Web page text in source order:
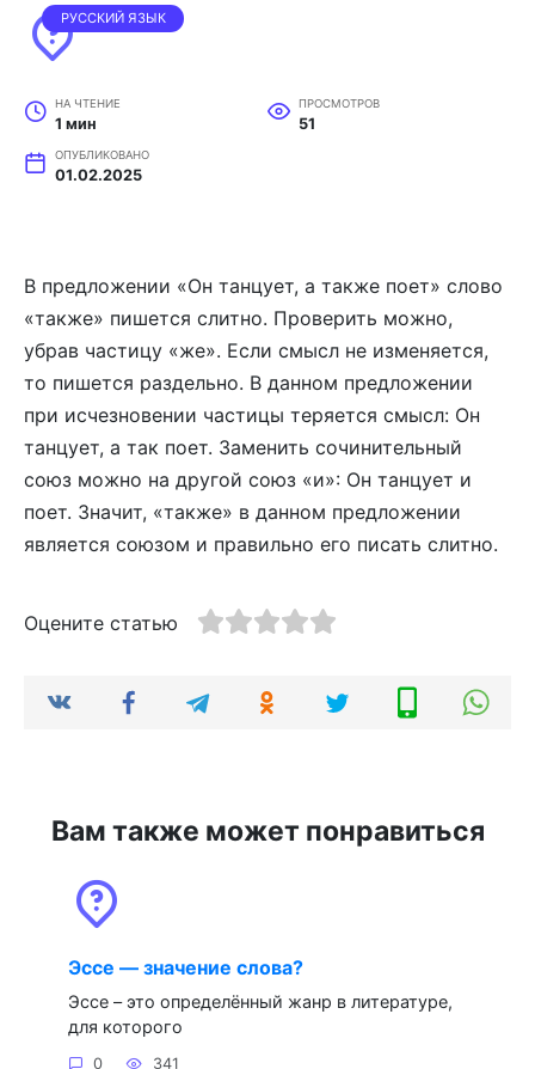
РУССКИЙ ЯЗЫК
НА ЧТЕНИЕ
1 мин
ПРОСМОТРОВ
51
ОПУБЛИКОВАНО
01.02.2025
В предложении «Он танцует, а также поет» слово
«также» пишется слитно. Проверить можно,
убрав частицу «же». Если смысл не изменяется,
то пишется раздельно. В данном предложении
при исчезновении частицы теряется смысл: Он
танцует, а так поет. Заменить сочинительный
союз можно на другой союз «и»: Он танцует и
поет. Значит, «также» в данном предложении
является союзом и правильно его писать слитно.
Оцените статью
Вам также может понравиться
Эссе — значение слова?
Эссе – это определённый жанр в литературе,
для которого
0 341